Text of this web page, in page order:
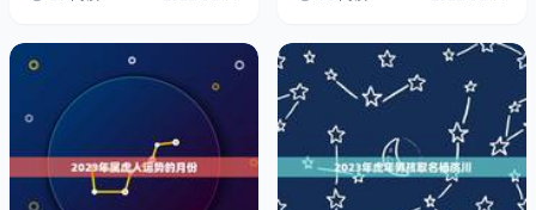
难。
属虎男性和属龙女性之间的婚姻配对是有可能成功的，但需
要他们共同努力和克服自己的缺点。他们需要学会互相尊重
和理解，学会妥协和沟通，以建立一个稳定和美满的婚姻关
系。他们也可以通过共同的兴趣爱好和目标来加强彼此之间